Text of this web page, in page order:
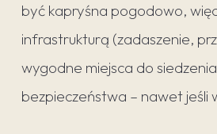
być kapryśna pogodowo,
infrastrukturą (zadaszenie,
wygodne miejsca do
bezpieczeństwa – nawet jeśli